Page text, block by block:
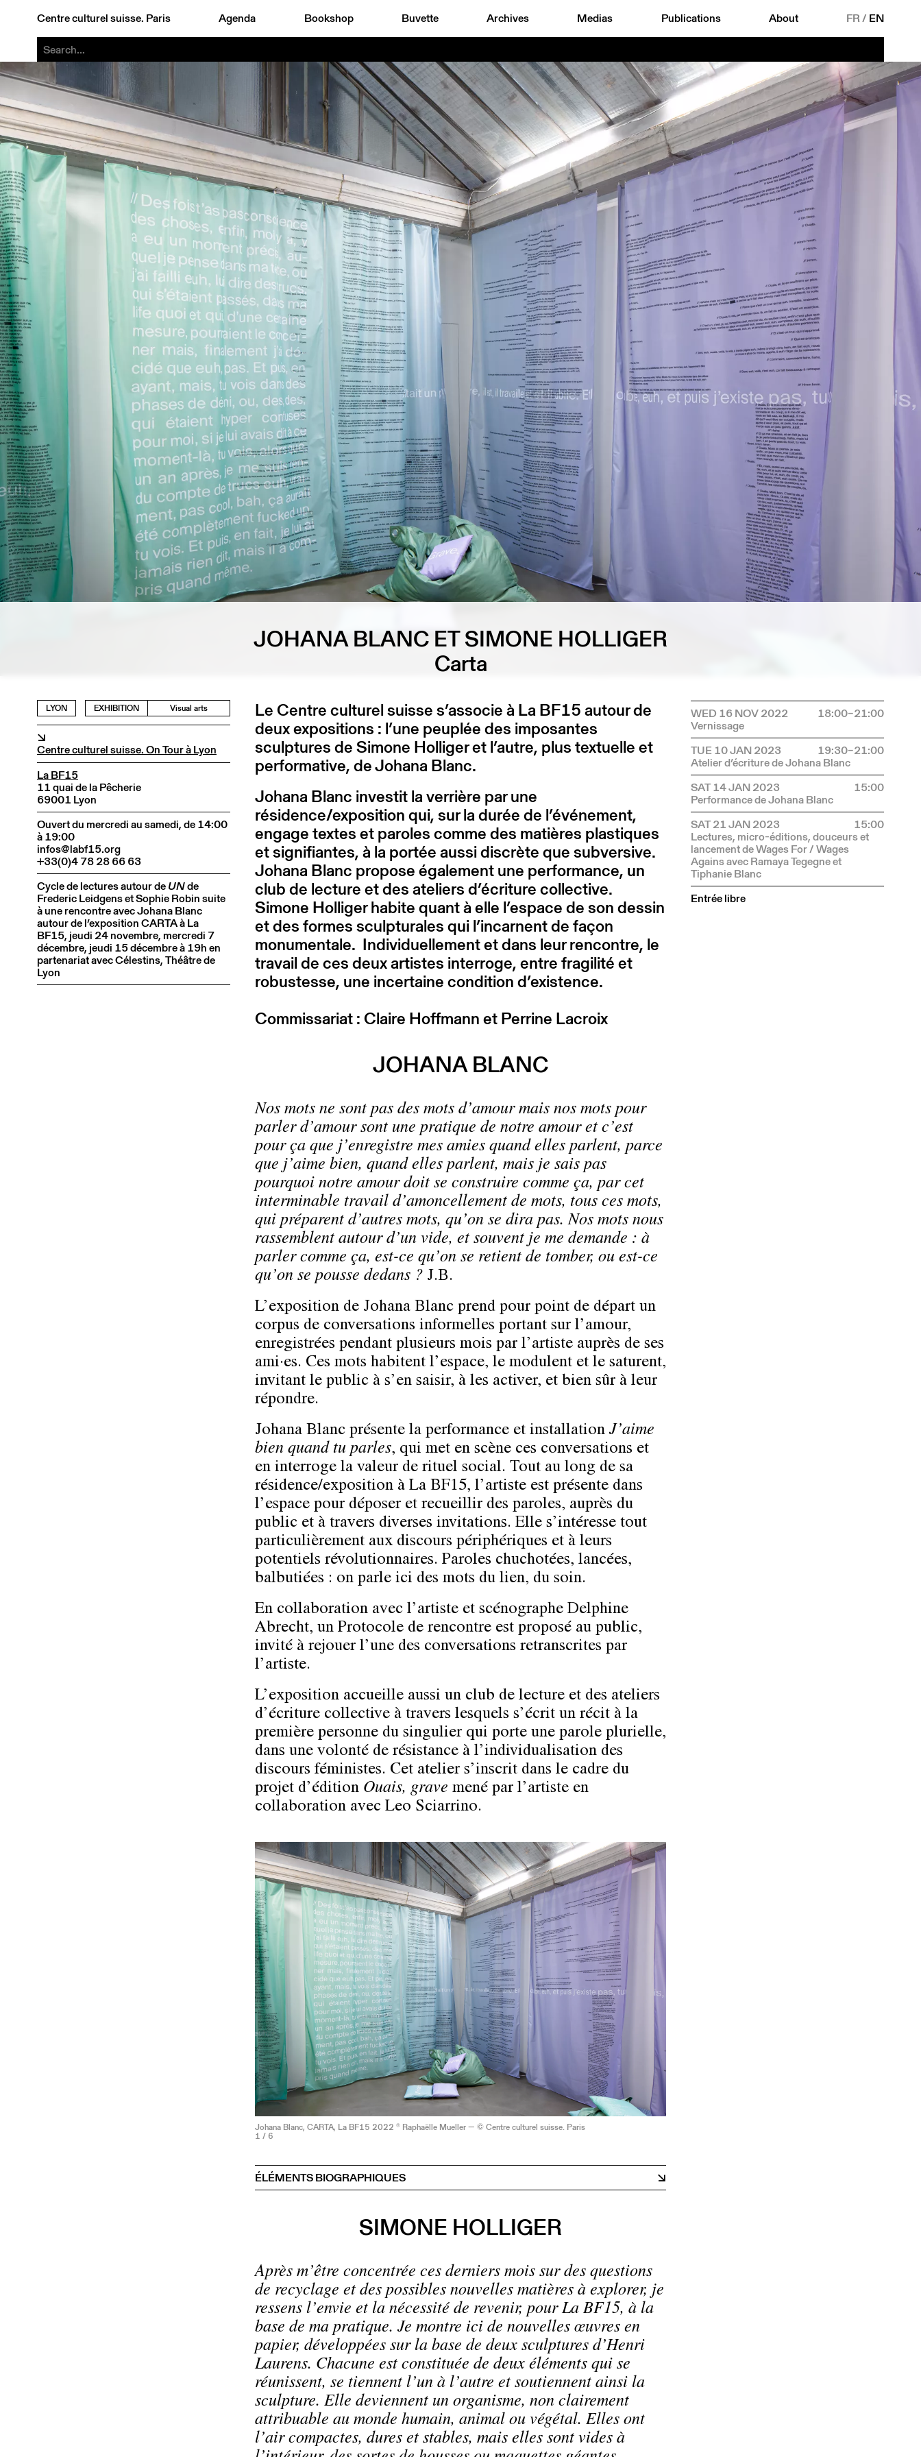
Centre culturel suisse. Paris Agenda Bookshop Buvette Archives Medias Publications About FR/ EN
JOHANA BLANC ET SIMONE HOLLIGER
Carta
LYON EXHIBITION Visual arts
↘
Centre culturel suisse. On Tour à Lyon
La BF15
11 quai de la Pêcherie
69001 Lyon
Ouvert du mercredi au samedi, de 14:00
à 19:00
infos@labf15.org
+33(0)4 78 28 66 63
Cycle de lectures autour deUNde
Frederic Leidgens et Sophie Robin suite
à une rencontre avec Johana Blanc
autour de l’exposition CARTA à La
BF15, jeudi 24 novembre, mercredi 7
décembre, jeudi 15 décembre à 19h en
partenariat avec Célestins, Théâtre de
Lyon
Le Centre culturel suisse s’associe à La BF15 autour de
deux expositions : l’une peuplée des imposantes
sculptures de Simone Holliger et l’autre, plus textuelle et
performative, de Johana Blanc.
Johana Blanc investit la verrière par une
résidence/exposition qui, sur la durée de l’événement,
engage textes et paroles comme des matières plastiques
et signifiantes, à la portée aussi discrète que subversive.
Johana Blanc propose également une performance, un
club de lecture et des ateliers d’écriture collective.
Simone Holliger habite quant à elle l’espace de son dessin
et des formes sculpturales qui l’incarnent de façon
monumentale. Individuellement et dans leur rencontre, le
travail de ces deux artistes interroge, entre fragilité et
robustesse, une incertaine condition d’existence.
Commissariat : Claire Hoffmann et Perrine Lacroix
JOHANA BLANC
Nos mots ne sont pas des mots d’amour mais nos mots pour
parler d’amour sont une pratique de notre amour et c’est
pour ça que j’enregistre mes amies quand elles parlent, parce
que j’aime bien, quand elles parlent, mais je sais pas
pourquoi notre amour doit se construire comme ça, par cet
interminable travail d’amoncellement de mots, tous ces mots,
qui préparent d’autres mots, qu’on se dira pas. Nos mots nous
rassemblent autour d’un vide, et souvent je me demande : à
parler comme ça, est-ce qu’on se retient de tomber, ou est-ce
qu’on se pousse dedans ? J.B.
L’exposition de Johana Blanc prend pour point de départ un
corpus de conversations informelles portant sur l’amour,
enregistrées pendant plusieurs mois par l’artiste auprès de ses
ami·es. Ces mots habitent l’espace, le modulent et le saturent,
invitant le public à s’en saisir, à les activer, et bien sûr à leur
répondre.
Johana Blanc présente la performance et installation J’aime
bien quand tu parles, qui met en scène ces conversations et
en interroge la valeur de rituel social. Tout au long de sa
résidence/exposition à La BF15, l’artiste est présente dans
l’espace pour déposer et recueillir des paroles, auprès du
public et à travers diverses invitations. Elle s’intéresse tout
particulièrement aux discours périphériques et à leurs
potentiels révolutionnaires. Paroles chuchotées, lancées,
balbutiées : on parle ici des mots du lien, du soin.
En collaboration avec l’artiste et scénographe Delphine
Abrecht, un Protocole de rencontre est proposé au public,
invité à rejouer l’une des conversations retranscrites par
l’artiste.
L’exposition accueille aussi un club de lecture et des ateliers
d’écriture collective à travers lesquels s’écrit un récit à la
première personne du singulier qui porte une parole plurielle,
dans une volonté de résistance à l’individualisation des
discours féministes. Cet atelier s’inscrit dans le cadre du
projet d’édition Ouais, grave mené par l’artiste en
collaboration avec Leo Sciarrino.
Johana Blanc, CARTA, La BF15 2022 ® Raphaëlle Mueller — © Centre culturel suisse. Paris
1 / 6
ÉLÉMENTS BIOGRAPHIQUES
SIMONE HOLLIGER
Après m’être concentrée ces derniers mois sur des questions
de recyclage et des possibles nouvelles matières à explorer, je
ressens l’envie et la nécessité de revenir, pour La BF15, à la
base de ma pratique. Je montre ici de nouvelles œuvres en
papier, développées sur la base de deux sculptures d’Henri
Laurens. Chacune est constituée de deux éléments qui se
réunissent, se tiennent l’un à l’autre et soutiennent ainsi la
sculpture. Elle deviennent un organisme, non clairement
attribuable au monde humain, animal ou végétal. Elles ont
l’air compactes, dures et stables, mais elles sont vides à
WED 16 NOV 2022 18:00–21:00
TUE 10 JAN 2023 19:30–21:00
SAT 14 JAN 2023 15:00
SAT 21 JAN 2023 15:00
Entrée libre